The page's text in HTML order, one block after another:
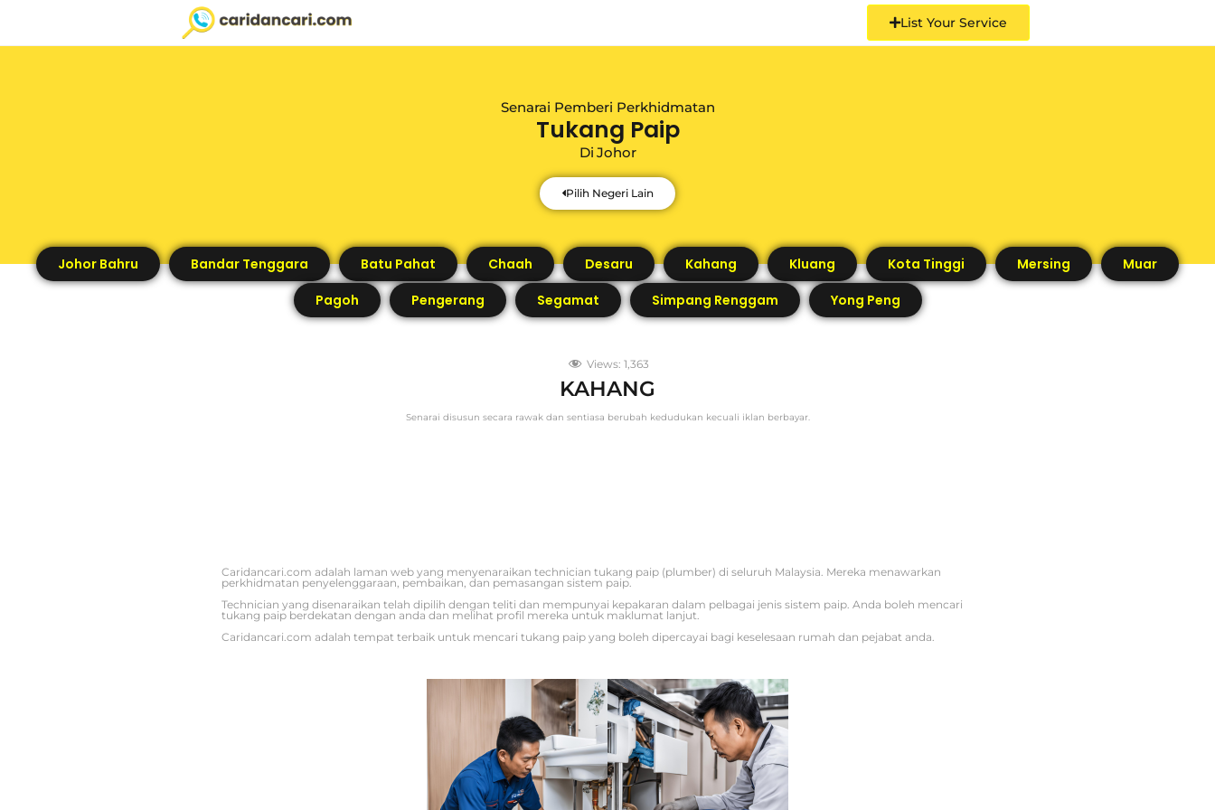
List Your Service
Senarai Pemberi Perkhidmatan
Tukang Paip
Di Johor
Pilih Negeri Lain
Johor Bahru Bandar Tenggara Batu Pahat Chaah Desaru Kahang Kluang Kota Tinggi Mersing
Muar
Pagoh
Pengerang Segamat Simpang Renggam Yong Peng
Views: 1,363
KAHANG
Senarai disusun secara rawak dan sentiasa berubah kedudukan kecuali iklan berbayar.
Caridancari.com adalah laman web yang menyenaraikan technician tukang paip (plumber) di seluruh Malaysia. Mereka menawarkan
perkhidmatan penyelenggaraan, pembaikan, dan pemasangan sistem paip.
Technician yang disenaraikan telah dipilih dengan teliti dan mempunyai kepakaran dalam pelbagai jenis sistem paip. Anda boleh mencari
tukang paip berdekatan dengan anda dan melihat profil mereka untuk maklumat lanjut.
Caridancari.com adalah tempat terbaik untuk mencari tukang paip yang boleh dipercayai bagi keselesaan rumah dan pejabat anda.